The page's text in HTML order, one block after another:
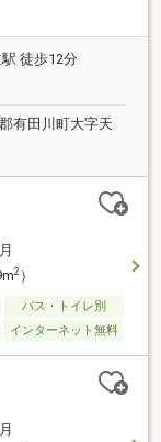
徒歩12分
有田川町大字天
2）
バス・トイレ別
インターネット無料